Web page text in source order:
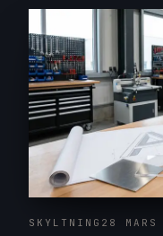
SKYLTNING 28